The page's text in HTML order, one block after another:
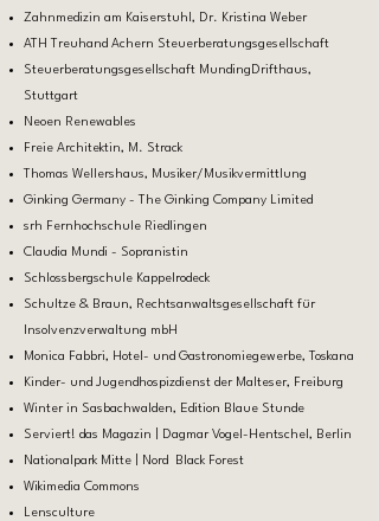
Zahnmedizin am Kaiserstuhl, Dr. Kristina Weber
ATH Treuhand Achern Steuerberatungsgesellschaft
Steuerberatungsgesellschaft MundingDrifthaus,
Stuttgart
Neoen Renewables
Freie Architektin, M. Strack
Thomas Wellershaus, Musiker/Musikvermittlung
Ginking Germany - The Ginking Company Limited
srh Fernhochschule Riedlingen
Claudia Mundi - Sopranistin
Schlossbergschule Kappelrodeck
Schultze & Braun, Rechtsanwalts­gesellschaft für
Insolvenzverwaltung mbH
Monica Fabbri, Hotel- und Gastronomiegewerbe, Toskana
Kinder- und Jugendhospizdienst der Malteser, Freiburg
Winter in Sasbachwalden, Edition Blaue Stunde
Serviert! das Magazin | Dagmar Vogel-Hentschel, Berlin
Nationalpark Mitte | Nord Black Forest
Wikimedia Commons
Lensculture